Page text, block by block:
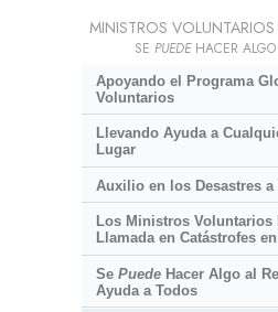
MINISTROS
SE PUEDEHACER ALGO
Apoyando el Programa
Voluntarios
Llevando Ayuda a
Lugar
Auxilio en los Desastres a
Los Ministros Voluntarios
Llamada en Catástrofes
Se PuedeHacer Algo al
Ayuda a Todos